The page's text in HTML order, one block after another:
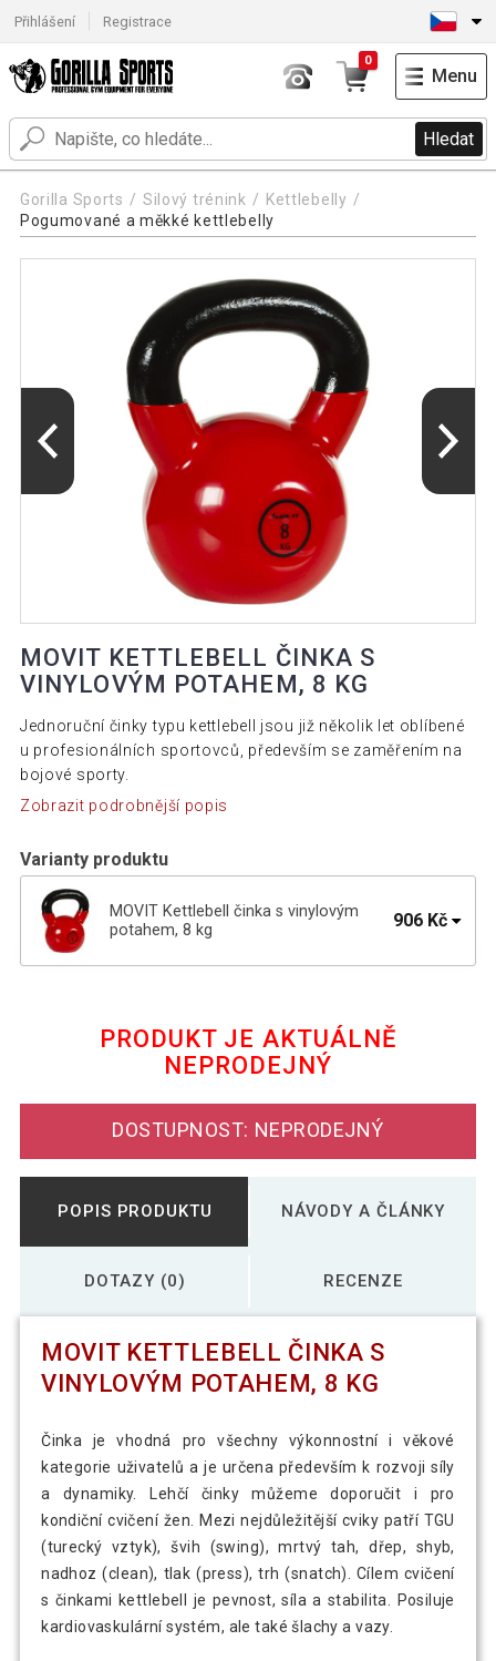
Přihlášení Registrace
Hledat
0
Menu
Gorilla Sports Silový trénink
Kettlebelly
Pogumované a měkké kettlebelly
MOVIT KETTLEBELL ČINKA S
VINYLOVÝM POTAHEM, 8 KG
Jednoruční činky typu kettlebell jsou již několik let oblíbené
u profesionálních sportovců, především se zaměřením na
bojové sporty.
Zobrazit podrobnější popis
Varianty produktu
MOVIT Kettlebell činka s vinylovým
potahem, 8 kg
906 Kč
MOVIT Kettlebell činka s vinylovým
PRODUKT JE AKTUÁLNĚ
NEPRODEJNÝ
DOSTUPNOST: NEPRODEJNÝ
POPIS PRODUKTU NÁVODY A ČLÁNKY
DOTAZY (0) RECENZE
MOVIT KETTLEBELL ČINKA S
VINYLOVÝM POTAHEM, 8 KG
Činka je vhodná pro všechny výkonnostní i věkové
kategorie uživatelů a je určena především k rozvoji síly
a dynamiky. Lehčí činky můžeme doporučit i pro
kondiční cvičení žen. Mezi nejdůležitější cviky patří TGU
(turecký vztyk), švih (swing), mrtvý tah, dřep, shyb,
nadhoz (clean), tlak (press), trh (snatch). Cílem cvičení
s činkami kettlebell je pevnost, síla a stabilita. Posiluje
kardiovaskulární systém, ale také šlachy a vazy.